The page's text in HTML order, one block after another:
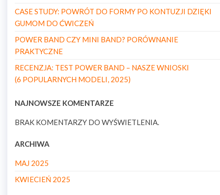
CASE STUDY: POWRÓT DO FORMY PO KONTUZJI DZIĘKI
GUMOM DO ĆWICZEŃ
POWER BAND CZY MINI BAND? PORÓWNANIE
PRAKTYCZNE
RECENZJA: TEST POWER BAND – NASZE WNIOSKI
(6 POPULARNYCH MODELI, 2025)
NAJNOWSZE KOMENTARZE
BRAK KOMENTARZY DO WYŚWIETLENIA.
ARCHIWA
MAJ 2025
KWIECIEŃ 2025